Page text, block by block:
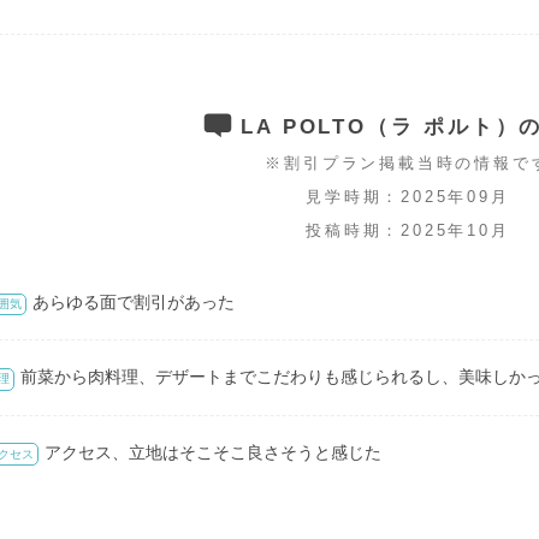
LA POLTO（ラ ポルト）
※割引プラン掲載当時の情報で
見学時期：2025年09月
投稿時期：2025年10月
気 あらゆる面で割引があった
前菜から肉料理、デザートまでこだわりも感じられるし、美味しか
セス アクセス、立地はそこそこ良さそうと感じた